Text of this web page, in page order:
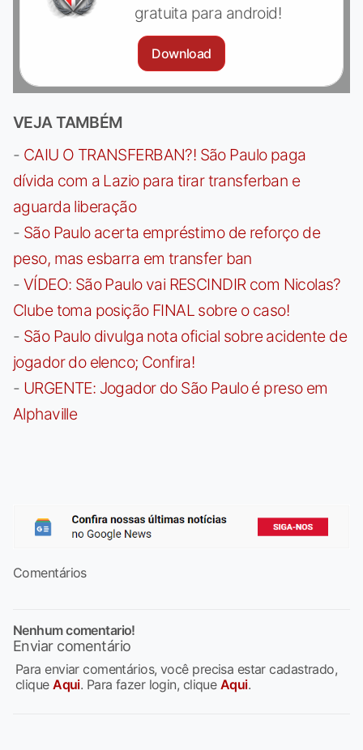
gratuita para android!
Download
VEJA TAMBÉM
- CAIU O TRANSFERBAN?! São Paulo paga
dívida com a Lazio para tirar transferban e
aguarda liberação
- São Paulo acerta empréstimo de reforço de
peso, mas esbarra em transfer ban
- VÍDEO: São Paulo vai RESCINDIR com Nicolas?
Clube toma posição FINAL sobre o caso!
- São Paulo divulga nota oficial sobre acidente de
jogador do elenco; Confira!
- URGENTE: Jogador do São Paulo é preso em
Alphaville
Comentários
Nenhum comentario!
Enviar comentário
Para enviar comentários, você precisa estar cadastrado,
cliqueAqui. Para fazer login, clique Aqui.